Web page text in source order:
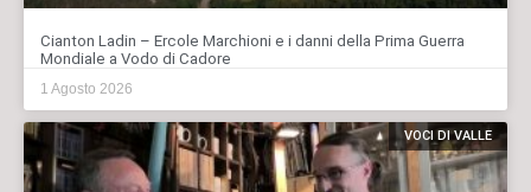
Cianton Ladin – Ercole Marchioni e i danni della Prima Guerra
Mondiale a Vodo di Cadore
1 Agosto 2026
VOCI DI VALLE